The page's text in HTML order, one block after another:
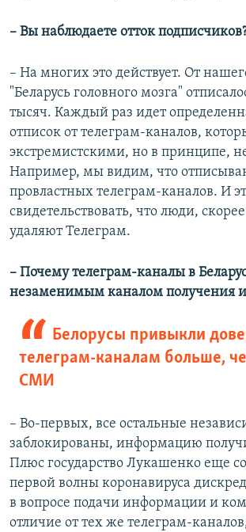
– Вы наблюдаете отток
– На многих это действует. От
"Беларусь головного мозга"
тысяч. Каждый раз идет
отписок от телеграм-каналов,
экстремистскими, но в принципе,
Например, мы видим, что
провластных телеграм-каналов. И
свидетельствовать, что люди,
удаляют Телеграм.
– Почему телеграм-каналы в
незаменимым каналом получения
Белорусы привыкли
телеграм-каналам больше,
СМИ
– Во-первых, все остальные
заблокированы, информацию
Плюс государство Лукашенко еще
первой волны коронавируса
в вопросе подачи информации и
отличие от тех же телеграм-